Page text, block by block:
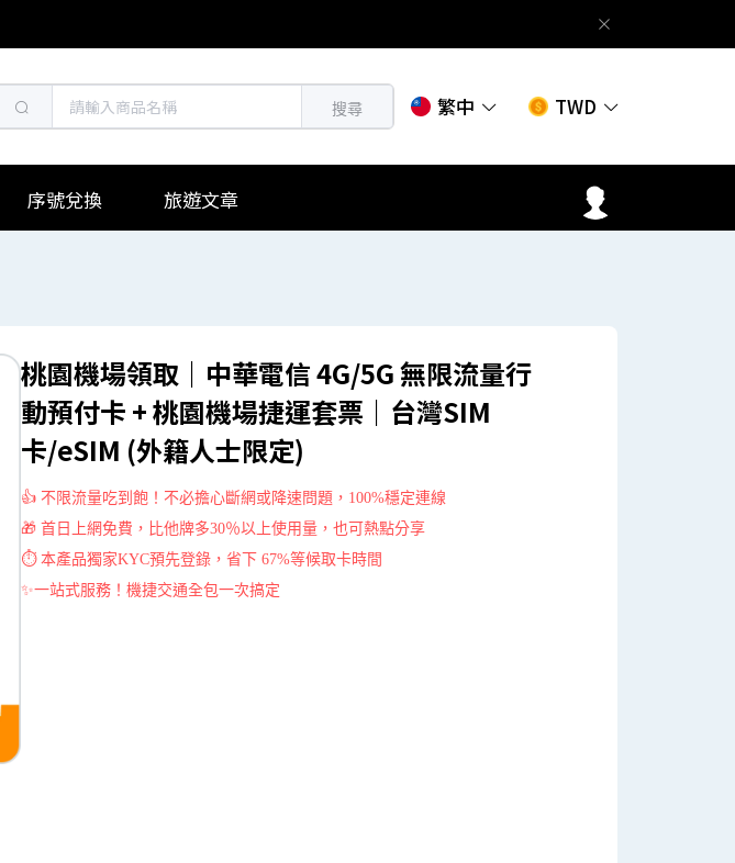
搜尋 繁中 TWD
序號兌換 旅遊文章
桃園機場領取｜中華電信 4G/5G 無限流量行
動預付卡 + 桃園機場捷運套票｜台灣SIM
卡/eSIM (外籍人士限定)
👍 不限流量吃到飽！不必擔心斷網或降速問題，100%穩定連線
🎁 首日上網免費，比他牌多30％以上使用量，也可熱點分享
⏱ 本產品獨家KYC預先登錄，省下 67%等候取卡時間
✨一站式服務！機捷交通全包一次搞定